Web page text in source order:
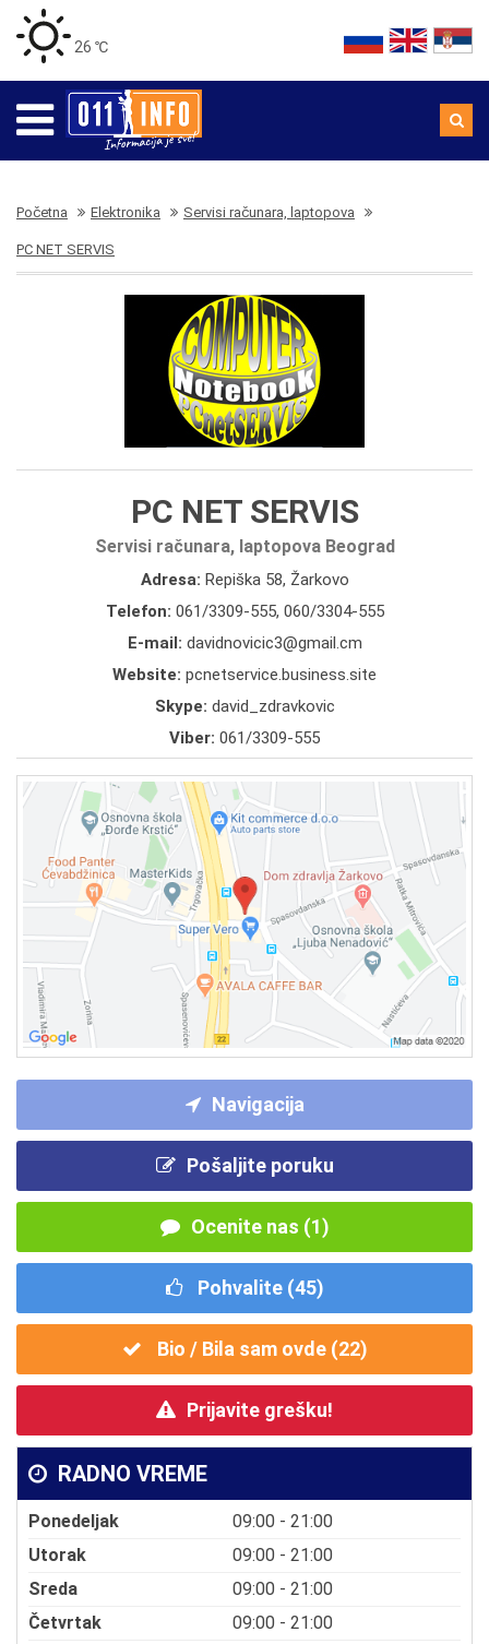
26 ℃
Početna Elektronika Servisi računara, laptopova
PC NET SERVIS
PC NET SERVIS
Servisi računara, laptopova Beograd
Adresa: Repiška 58, Žarkovo
Telefon: 061/3309-555, 060/3304-555
E-mail: davidnovicic3@gmail.cm
Website: pcnetservice.business.site
Skype: david_zdravkovic
Viber: 061/3309-555
Navigacija
Pošaljite poruku
Ocenite nas (1)
Pohvalite (45)
Bio / Bila sam ovde (22)
Prijavite grešku!
RADNO VREME
Ponedeljak
09:00 - 21:00
Utorak
09:00 - 21:00
Sreda
09:00 - 21:00
Četvrtak
09:00 - 21:00